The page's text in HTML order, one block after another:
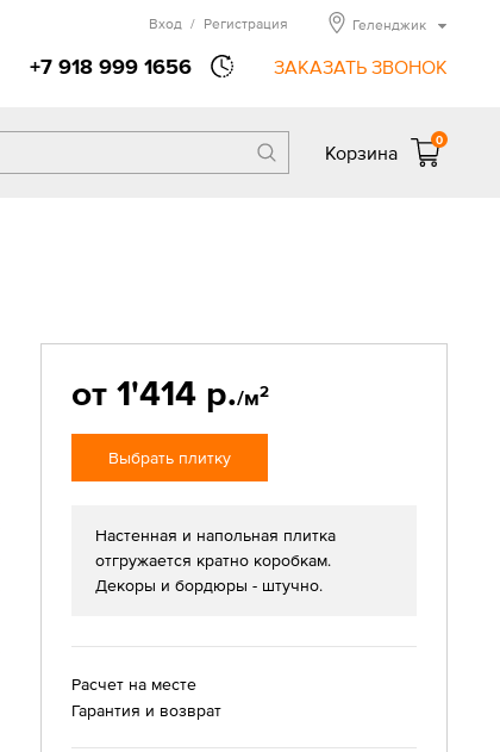
+7 918 999 1656 ЗАКАЗАТЬ ЗВОНОК
Вход / Регистрация Геленджик
Корзина
0
от 1'414 р./м2
Выбрать плитку
Настенная и напольная плитка
отгружается кратно коробкам.
Декоры и бордюры - штучно.
Расчет на месте
Гарантия и возврат